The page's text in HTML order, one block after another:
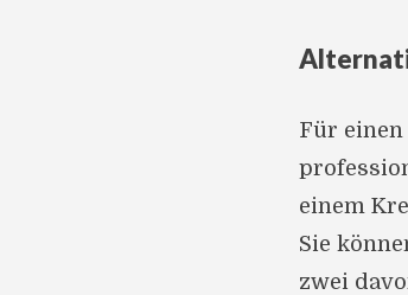
Für
einem
Sie
zwei